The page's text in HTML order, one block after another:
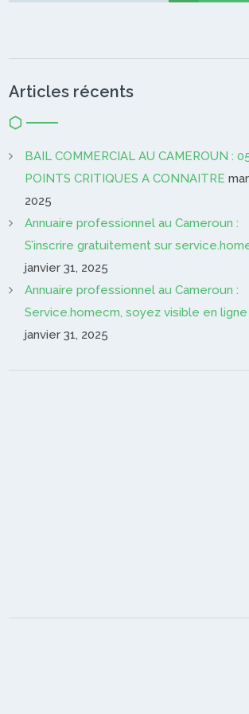
Articles récents
BAIL COMMERCIAL AU CAMEROUN :
POINTS CRITIQUES A CONNAITRE
2025
Annuaire professionnel au Cameroun :
S’inscrire gratuitement sur
janvier 31, 2025
Annuaire professionnel au Cameroun :
Service.homecm, soyez visible en ligne
janvier 31, 2025